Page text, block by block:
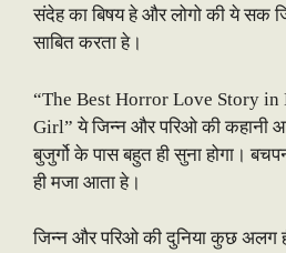
संदेह का बिषय हे और लोगो की ये सक
साबित करता हे।
“The Best Horror Love Story
Girl” ये जिन्न और परिओ की कहानी
बुजुर्गो के पास बहुत ही सुना होगा।
ही मजा आता हे।
जिन्न और परिओ की दुनिया कुछ अलग